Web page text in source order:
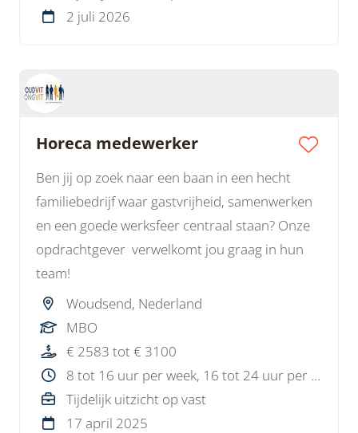
2 juli 2026
Horeca medewerker
Ben jij op zoek naar een baan in een hecht
familiebedrijf waar gastvrijheid, samenwerken
en een goede werksfeer centraal staan? Onze
opdrachtgever verwelkomt jou graag in hun
team!
Woudsend, Nederland
MBO
€ 2583 tot € 3100
8 tot 16 uur per week, 16 tot 24 uur per week
Tijdelijk uitzicht op vast
17 april 2025